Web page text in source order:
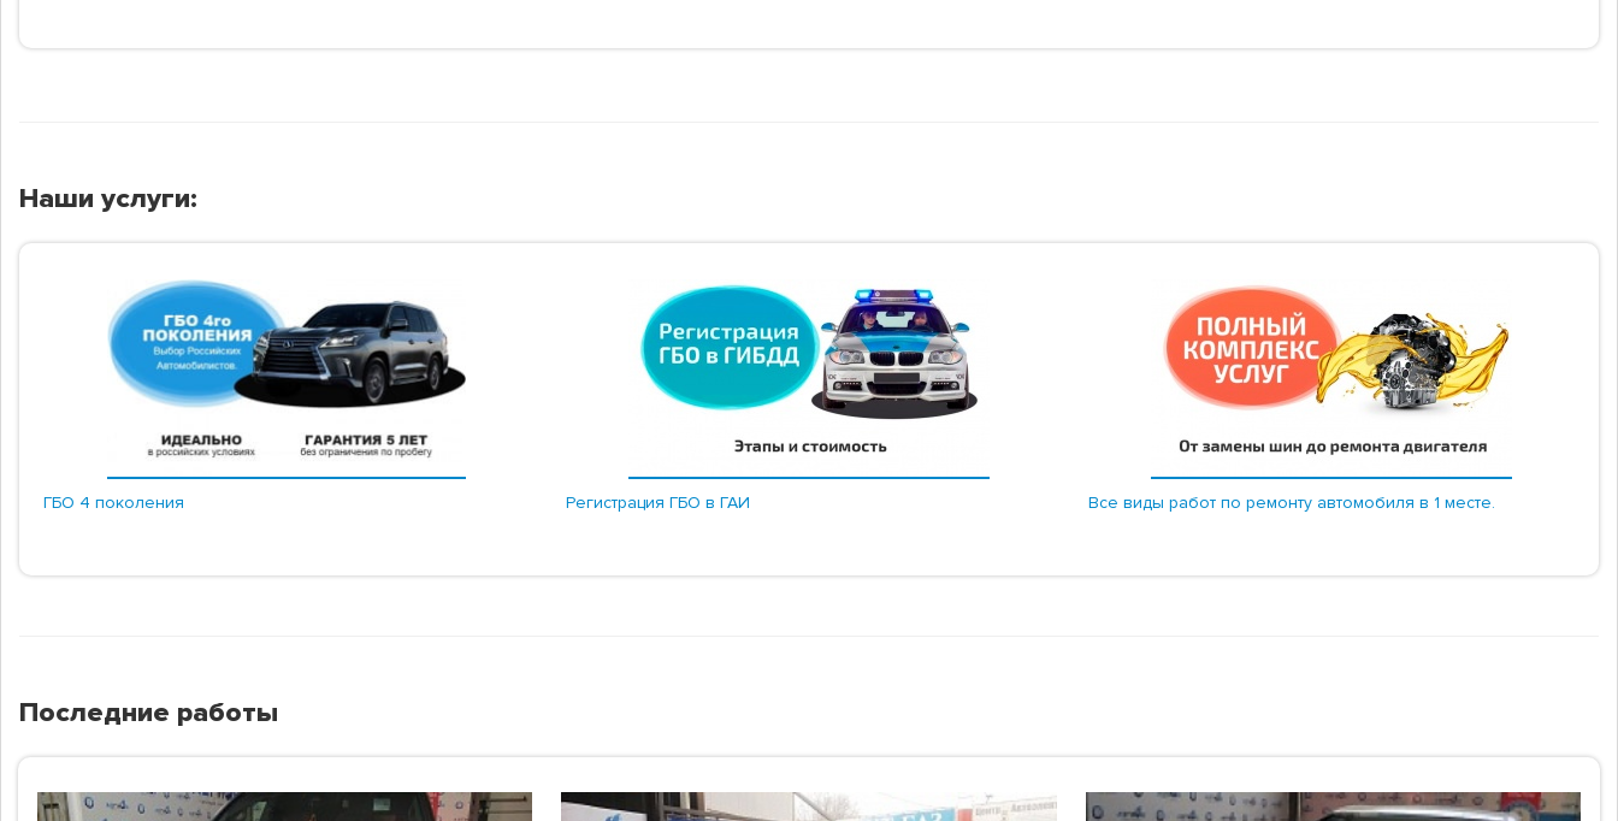
Наши услуги:
ГБО 4 поколения Регистрация ГБО в ГАИ Все виды работ по ремонту автомобиля в 1 месте.
Последние работы